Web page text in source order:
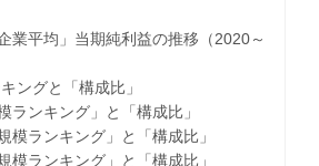
平均」当期純利益の推移（2020～
ングと「構成比」
ンキング」と「構成比」
ランキング」と「構成比」
ランキング」と「構成比」